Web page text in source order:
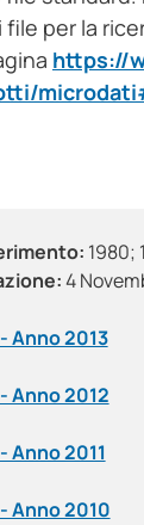
1980;
4
Anno 2013
Anno 2012
Anno 2011
Anno 2010
per la
https://